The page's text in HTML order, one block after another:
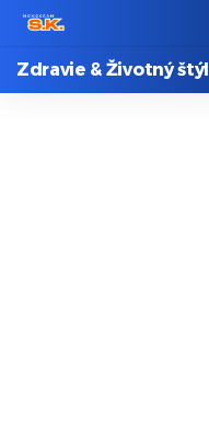
Zdravie & Životný štýl